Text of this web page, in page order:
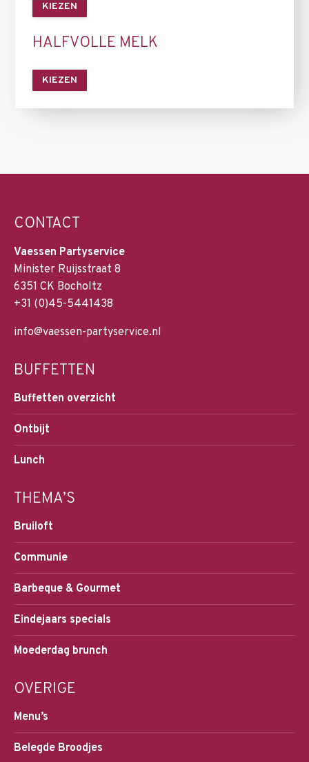
KIEZEN
HALFVOLLE MELK
KIEZEN
CONTACT
Vaessen Partyservice
Minister Ruijsstraat 8
6351 CK Bocholtz
+31 (0)45-5441438
info@vaessen-partyservice.nl
BUFFETTEN
Buffetten overzicht
Ontbijt
Lunch
THEMA’S
Bruiloft
Communie
Barbeque & Gourmet
Eindejaars specials
Moederdag brunch
OVERIGE
Menu’s
Belegde Broodjes